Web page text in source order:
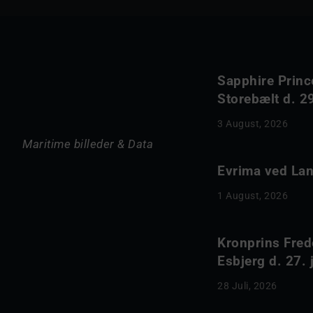
Maritime billeder & Data
Sapphire
Storebælt d.
3 August, 2026
Evrima ved
1 August, 2026
Kronprins
Esbjerg d. 27.
28 Juli, 2026